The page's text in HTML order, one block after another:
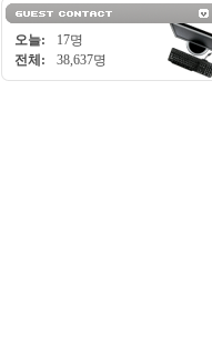
오늘:
17명
전체:
38,637명